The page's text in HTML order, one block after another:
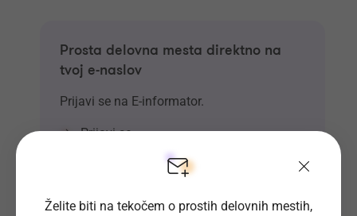
Prosta delovna mesta direktno na
tvoj e-naslov
Prijavi se na E-informator.
Prijavi se
Želite biti na tekočem o prostih delovnih mestih,